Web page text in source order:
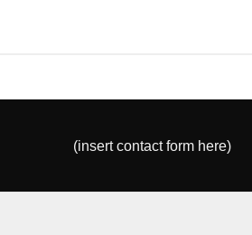
(insert contact form here)